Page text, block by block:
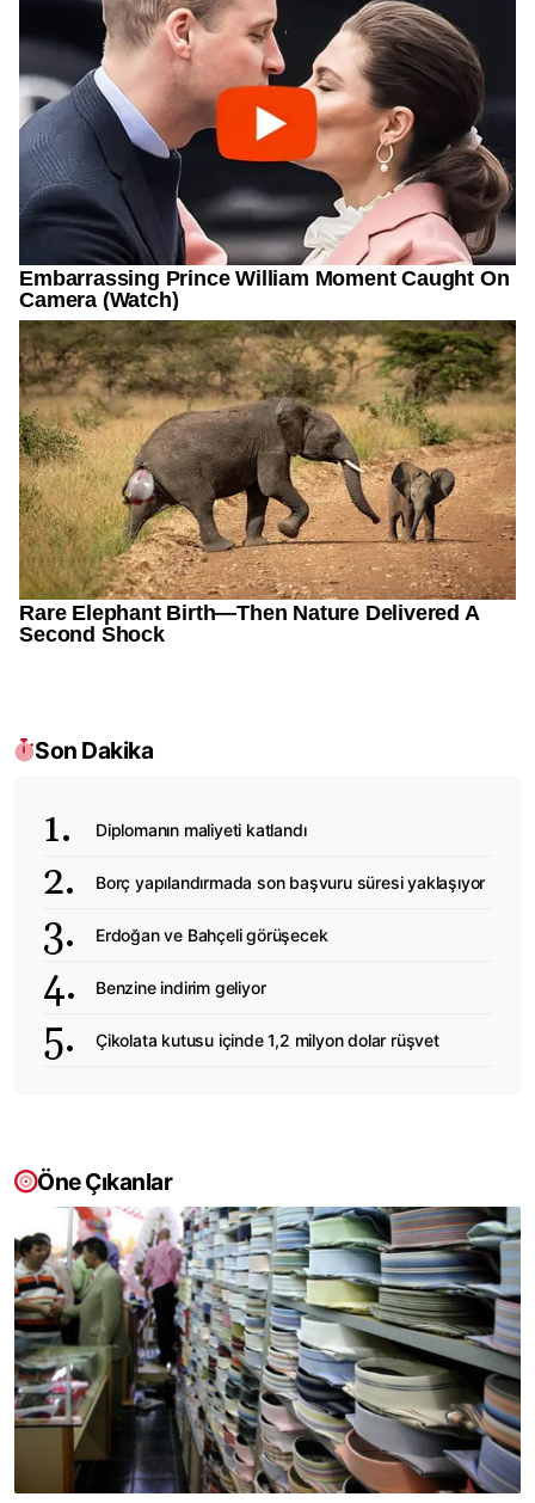
Son Dakika
Diplomanın maliyeti katlandı
Borç yapılandırmada son başvuru süresi yaklaşıyor
Erdoğan ve Bahçeli görüşecek
Benzine indirim geliyor
Çikolata kutusu içinde 1,2 milyon dolar rüşvet
Öne Çıkanlar